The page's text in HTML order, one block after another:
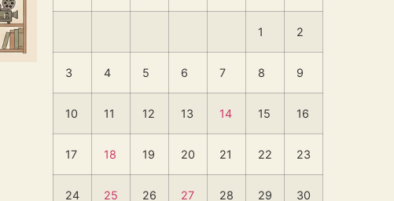
1 2
3 4 5 6 7 8 9
10 11 12 13 14 15 16
17 18 19 20 21 22 23
24 25 26 27 28 29 30